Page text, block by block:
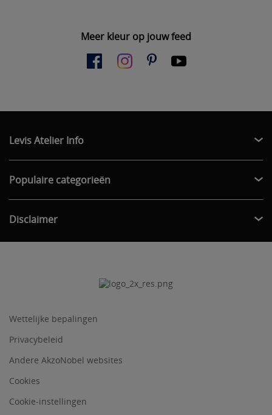
Meer kleur op jouw feed
Levis Atelier Info
Populaire categorieën
Disclaimer
Wettelijke bepalingen
Privacybeleid
Andere AkzoNobel websites
Cookies
Cookie-instellingen